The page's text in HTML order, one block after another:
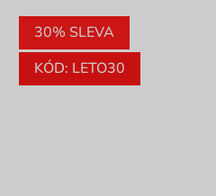
30% SLEVA
KÓD: LETO30